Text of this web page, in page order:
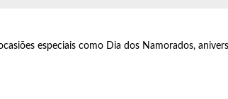
especiais como Dia dos Namorados,